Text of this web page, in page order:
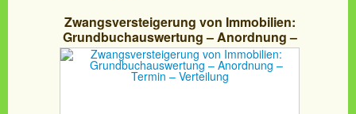
Zwangsversteigerung von Immobilien:
Grundbuchauswertung – Anordnung –
Termin – Verteilung